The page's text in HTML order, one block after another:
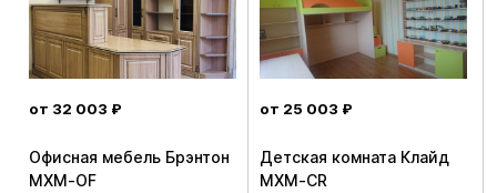
от 32 003 ₽
Офисная мебель Брэнтон
MXM-OF
от 25 003 ₽
Детская комната Клайд
MXM-CR